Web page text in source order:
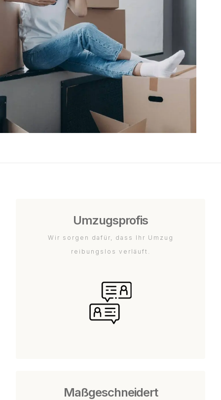
Umzugsprofis
Wir sorgen dafür, dass Ihr Umzug
reibungslos verläuft.
Maßgeschneidert